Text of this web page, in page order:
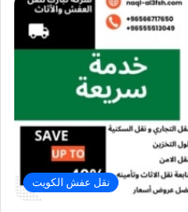
نقل عفش الكويت